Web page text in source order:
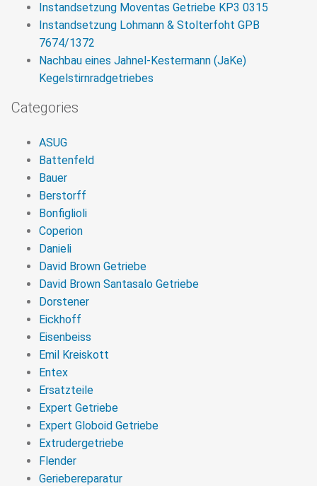
Instandsetzung Moventas Getriebe KP3 0315
Instandsetzung Lohmann & Stolterfoht GPB
7674/1372
Nachbau eines Jahnel-Kestermann (JaKe)
Kegelstirnradgetriebes
Categories
ASUG
Battenfeld
Bauer
Berstorff
Bonfiglioli
Coperion
Danieli
David Brown Getriebe
David Brown Santasalo Getriebe
Dorstener
Eickhoff
Eisenbeiss
Emil Kreiskott
Entex
Ersatzteile
Expert Getriebe
Expert Globoid Getriebe
Extrudergetriebe
Flender
Geriebereparatur